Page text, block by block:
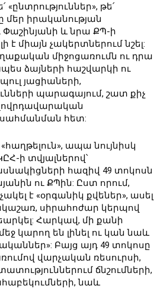
«ընտրություններ», թե՛
մեր իրականության
Փաշինյանի և նրա ՔՊ-ի
է միայն չակերտներում նշել:
միջոցառումն ու դրա
ձայների հաշվարկի ու
յացիաների,
պարագայում, շատ քիչ
սահմանման հետ:
ապա նույնիսկ
ի տվյալներով՝
հազիվ 49 տոկոսն
ու ՔՊին: Ըստ որում,
է «օրգանիկ քվեներ», ասել
սիրահոժար կերպով
Հարկավ, մի քանի
կարող են լինել ու կան նաև
Բայց այդ 49 տոկոսը
վարչական ռեսուրսի,
ճնշումների,
նաև